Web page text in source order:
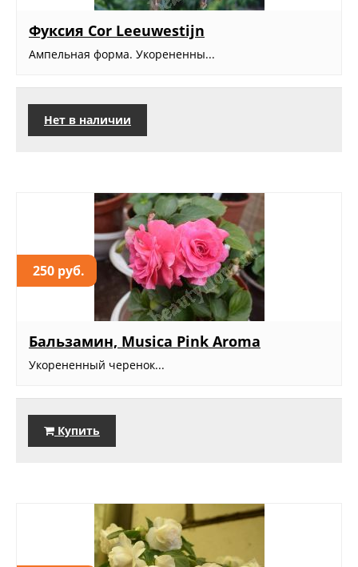
Фуксия Cor Leeuwestijn
Ампельная форма. Укорененны...
Нет в наличии
250 руб.
Бальзамин, Musica Pink Aroma
Укорененный черенок...
Купить